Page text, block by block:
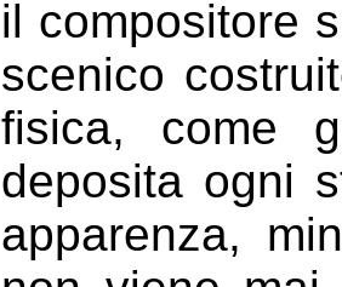
il compositore
scenico
fisica, come
deposita ogni
apparenza,